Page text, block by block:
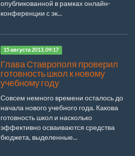
опубликованной в рамках онлайн-
конференции с эк...
15 августа 2013, 09:17
Глава Ставрополя проверил
готовность школ к новому
учебному году
Совсем немного времени осталось до
начала нового учебного года. Какова
готовность школ и насколько
эффективно осваиваются средства
бюджета, выделенные...